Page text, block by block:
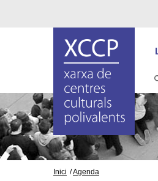
Inici Agenda